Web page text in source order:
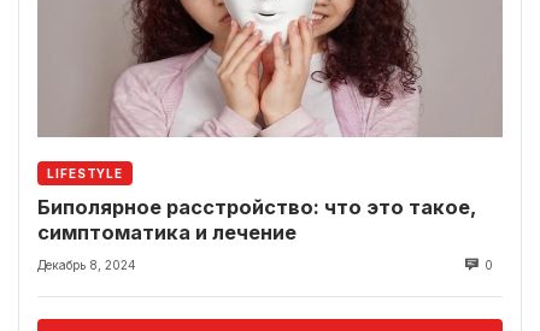
LIFESTYLE
Биполярное расстройство: что это такое,
симптоматика и лечение
Декабрь 8, 2024 0